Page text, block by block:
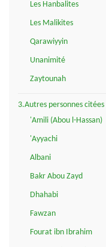
Les Hanbalites
Les Malikites
Qarawiyyin
Unanimité
Zaytounah
3.Autres personnes citées
'Amili (Abou l-Hassan)
'Ayyachi
Albani
Bakr Abou Zayd
Dhahabi
Fawzan
Fourat ibn Ibrahim